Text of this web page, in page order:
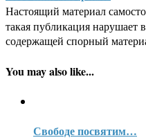
Настоящий материал
такая публикация
содержащей спорный
You may also like...
Свободе посвятим…